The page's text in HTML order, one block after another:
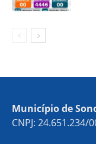
Município de
CNPJ: 24.651.234/